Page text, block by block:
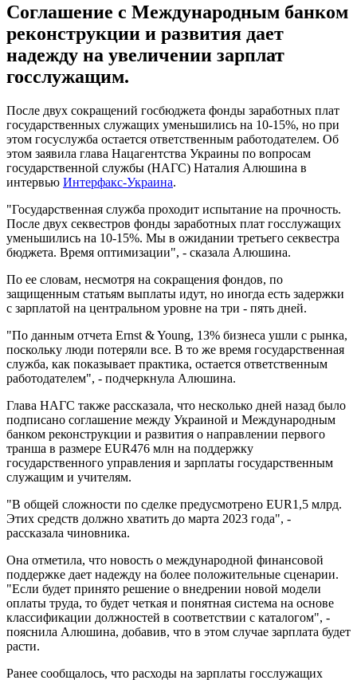
Соглашение с Международным банком
реконструкции и развития дает
надежду на увеличении зарплат
госслужащим.
После двух сокращений госбюджета фонды заработных плат
государственных служащих уменьшились на 10-15%, но при
этом госуслужба остается ответственным работодателем. Об
этом заявила глава Нацагентства Украины по вопросам
государственной службы (НАГС) Наталия Алюшина в
интервью Интерфакс-Украина.
"Государственная служба проходит испытание на прочность.
После двух секвестров фонды заработных плат госслужащих
уменьшились на 10-15%. Мы в ожидании третьего секвестра
бюджета. Время оптимизации", - сказала Алюшина.
По ее словам, несмотря на сокращения фондов, по
защищенным статьям выплаты идут, но иногда есть задержки
с зарплатой на центральном уровне на три - пять дней.
"По данным отчета Ernst & Young, 13% бизнеса ушли с рынка,
поскольку люди потеряли все. В то же время государственная
служба, как показывает практика, остается ответственным
работодателем", - подчеркнула Алюшина.
Глава НАГС также рассказала, что несколько дней назад было
подписано соглашение между Украиной и Международным
банком реконструкции и развития о направлении первого
транша в размере EUR476 млн на поддержку
государственного управления и зарплаты государственным
служащим и учителям.
"В общей сложности по сделке предусмотрено EUR1,5 млрд.
Этих средств должно хватить до марта 2023 года", -
рассказала чиновника.
Она отметила, что новость о международной финансовой
поддержке дает надежду на более положительные сценарии.
"Если будет принято решение о внедрении новой модели
оплаты труда, то будет четкая и понятная система на основе
классификации должностей в соответствии с каталогом", -
пояснила Алюшина, добавив, что в этом случае зарплата будет
расти.
Ранее сообщалось, что расходы на зарплаты госслужащих